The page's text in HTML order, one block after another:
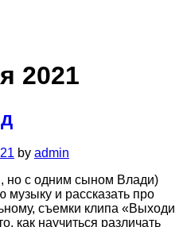
2021
by admin
но с одним сыном Влади)
музыку и рассказать про
съемки клипа «Выходи
как научиться различать